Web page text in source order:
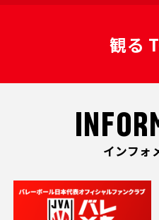
観る
インフォ